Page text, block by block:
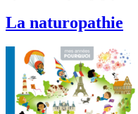
La naturopathie